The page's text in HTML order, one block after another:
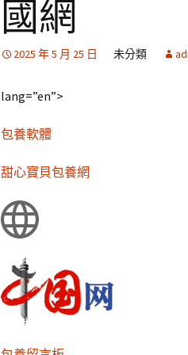
國網
2025 年 5 月 25 日 未分類
lang=”en”>
包養軟體
甜心寶貝包養網